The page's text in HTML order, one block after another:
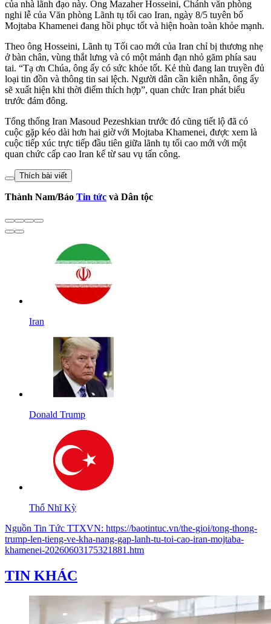
của nhà lãnh đạo này. Ông Mazaher Hosseini, Chánh văn phòng
nghi lễ của Văn phòng Lãnh tụ tối cao Iran, ngày 8/5 tuyên bố
Mojtaba Khamenei đang hồi phục tốt và hiện hoàn toàn khỏe mạnh.
Theo ông Hosseini, Lãnh tụ Tối cao mới của Iran chỉ bị thương nhẹ
ở bàn chân, vùng thắt lưng và có một mảnh đạn nhỏ găm phía sau
tai. “Tạ ơn Chúa, ông ấy có sức khỏe tốt. Kẻ thù đang lan truyền đủ
loại tin đồn và thông tin sai lệch. Người dân cần kiên nhẫn, ông ấy
sẽ xuất hiện khi thời điểm thích hợp”, quan chức Iran phát biểu
trước đám đông.
Tổng thống Iran Masoud Pezeshkian trước đó cũng tiết lộ đã có
cuộc gặp kéo dài hơn hai giờ với Mojtaba Khamenei, được xem là
cuộc tiếp xúc trực tiếp đầu tiên giữa lãnh tụ tối cao mới với một
quan chức cấp cao Iran kể từ sau vụ tấn công.
Thích bài viết
Thành Nam/Báo Tin tức và Dân tộc
Iran
Donald Trump
Thổ Nhĩ Kỳ
Nguồn Tin Tức TTXVN: https://baotintuc.vn/the-gioi/tong-thong-
trump-len-tieng-ve-kha-nang-gap-lanh-tu-toi-cao-iran-mojtaba-
khamenei-20260603175321881.htm
TIN KHÁC